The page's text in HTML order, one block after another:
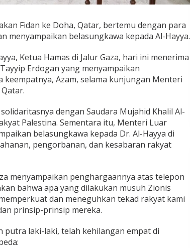
Fidan ke Doha, Qatar, bertemu dengan para
menyampaikan belasungkawa kepada Al-Hayya.
Ketua Hamas di Jalur Gaza, hari ini menerima
Erdogan yang menyampaikan
Azam, selama kunjungan Menteri
dengan Saudara Mujahid Khalil Al-
Palestina. Sementara itu, Menteri Luar
belasungkawa kepada Dr. Al-Hayya di
pengorbanan, dan kesabaran rakyat
menyampaikan penghargaannya atas telepon
bahwa apa yang dilakukan musuh Zionis
dan meneguhkan tekad rakyat kami
prinsip-prinsip mereka.
putra laki-laki, telah kehilangan empat di